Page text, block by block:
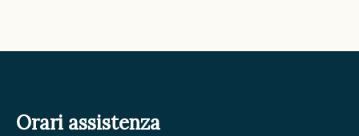
Orari assistenza